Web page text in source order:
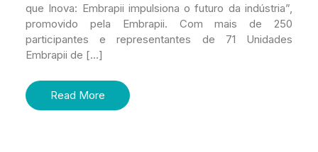
que Inova: Embrapii impulsiona o futuro da indústria”,
promovido pela Embrapii. Com mais de 250
participantes e representantes de 71 Unidades
Embrapii de […]
Read More